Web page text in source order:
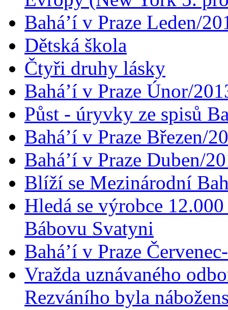
Bahá’í v Praze Leden/
Dětská škola
Čtyři druhy lásky
Bahá’í v Praze Únor/
Půst - úryvky ze spisů
Bahá’í v Praze Březen/
Bahá’í v Praze Duben/
Blíží se Mezinárodní
Hledá se výrobce
Bábovu Svatyni
Bahá’í v Praze
Vražda uznávaného
Rezváního byla